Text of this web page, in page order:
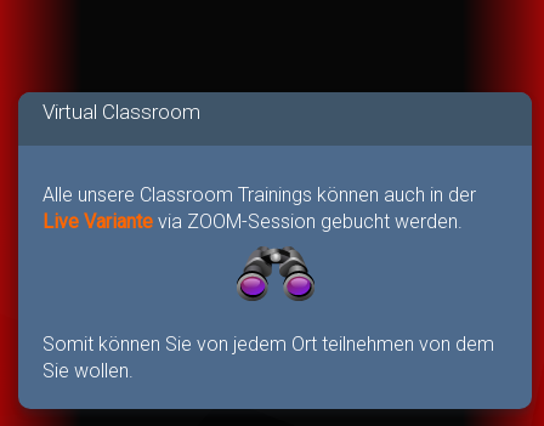
Virtual Classroom
Alle unsere Classroom Trainings können auch in der
Live Variante via ZOOM-Session gebucht werden.
Somit können Sie von jedem Ort teilnehmen von dem
Sie wollen.